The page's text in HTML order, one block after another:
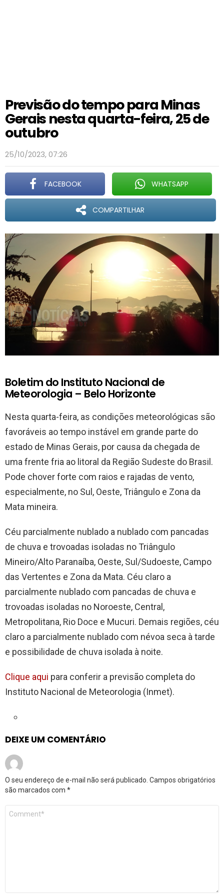
Previsão do tempo para Minas
Gerais nesta quarta-feira, 25 de
outubro
25/10/2023, 07:26
FACEBOOK WHATSAPP
COMPARTILHAR
Boletim do Instituto Nacional de
Meteorologia – Belo Horizonte
Nesta quarta-feira, as condições meteorológicas são
favoráveis ao tempo instável em grande parte do
estado de Minas Gerais, por causa da chegada de
uma frente fria ao litoral da Região Sudeste do Brasil.
Pode chover forte com raios e rajadas de vento,
especialmente, no Sul, Oeste, Triângulo e Zona da
Mata mineira.
Céu parcialmente nublado a nublado com pancadas
de chuva e trovoadas isoladas no Triângulo
Mineiro/Alto Paranaíba, Oeste, Sul/Sudoeste, Campo
das Vertentes e Zona da Mata. Céu claro a
parcialmente nublado com pancadas de chuva e
trovoadas isoladas no Noroeste, Central,
Metropolitana, Rio Doce e Mucuri. Demais regiões, céu
claro a parcialmente nublado com névoa seca à tarde
e possibilidade de chuva isolada à noite.
Clique aqui para conferir a previsão completa do
Instituto Nacional de Meteorologia (Inmet).
DEIXE UM COMENTÁRIO
O seu endereço de e-mail não será publicado. Campos obrigatórios
são marcados com *
Comentário